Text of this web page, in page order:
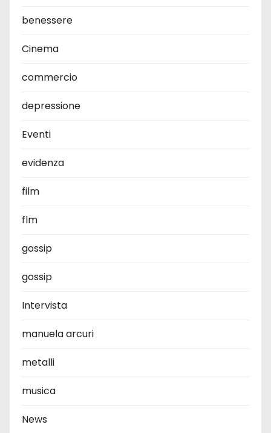
benessere
Cinema
commercio
depressione
Eventi
evidenza
film
flm
gossip
gossip
Intervista
manuela arcuri
metalli
musica
News